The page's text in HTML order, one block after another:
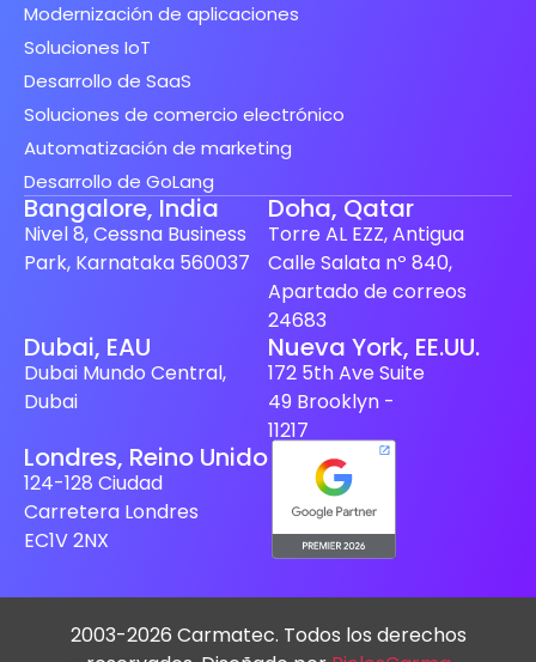
Modernización de aplicaciones
Soluciones IoT
Desarrollo de SaaS
Soluciones de comercio electrónico
Automatización de marketing
Desarrollo de GoLang
Bangalore, India
Nivel 8, Cessna Business
Park, Karnataka 560037
Doha, Qatar
Torre AL EZZ, Antigua
Calle Salata nº 840,
Apartado de correos
24683
Dubai, EAU
Dubai Mundo Central,
Dubai
Nueva York, EE.UU.
172 5th Ave Suite
49 Brooklyn -
11217
Londres, Reino Unido
124-128 Ciudad
Carretera Londres
EC1V 2NX
2003-2026 Carmatec. Todos los derechos
English
French
Japanese
Swedish
Finnish